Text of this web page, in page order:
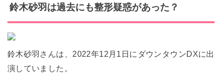
鈴木砂羽は過去にも整形疑惑があった？
鈴木砂羽さんは、2022年12月1日にダウンタウンDXに出
演していました。